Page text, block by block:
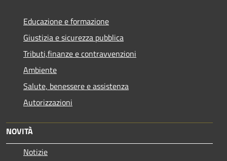
Educazione e formazione
Giustizia e sicurezza pubblica
Tributi,finanze e contravvenzioni
Ambiente
Salute, benessere e assistenza
Autorizzazioni
NOVITÀ
Notizie